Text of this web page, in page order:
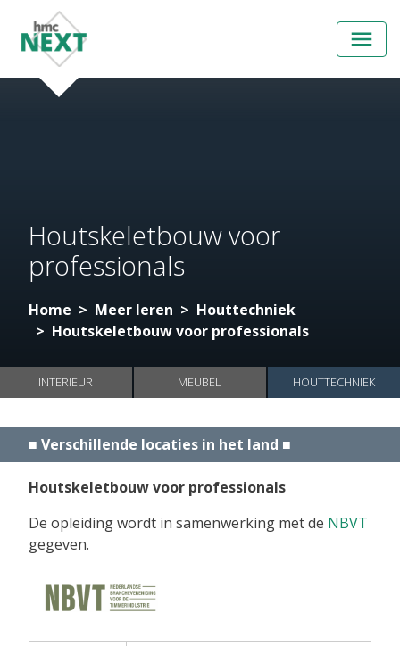
Open
menu
Houtskeletbouw voor
professionals
Home Meer leren
Houttechniek
Houtskeletbouw voor professionals
INTERIEUR MEUBEL HOUTTECHNIEK
Verschillende locaties in het land ■
Houtskeletbouw voor professionals
De opleiding wordt in samenwerking met de NBVT
gegeven.